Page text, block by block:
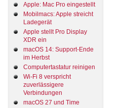
Apple: Mac Pro eingestellt
Mobilmacs: Apple streicht
Ladegerät
Apple stellt Pro Display
XDR ein
macOS 14: Support-Ende
im Herbst
Computertastatur reinigen
Wi-Fi 8 verspricht
zuverlässigere
Verbindungen
macOS 27 und Time